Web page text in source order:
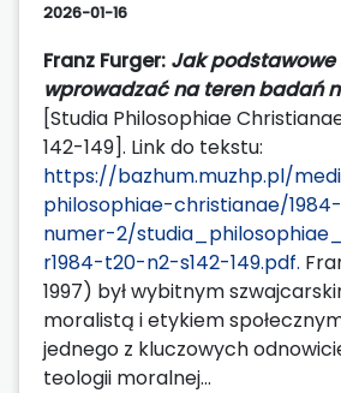
2026-01-16
Franz Furger: Jak
wprowadzać na teren badań
[Studia Philosophiae
142-149]. Link do tekstu:
https://bazhum.muzhp.pl/
philosophiae-christianae/
numer-2/
r1984-t20-n2-s142-149.pdf.
1997) był wybitnym
moralistą i etykiem
jednego z kluczowych
teologii moralnej...